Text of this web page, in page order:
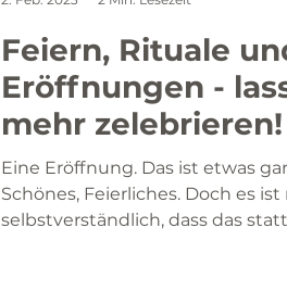
Feiern, Rituale
Eröffnungen -
mehr zelebrieren!
Eine Eröffnung. Das ist etwas
Schönes, Feierliches. Doch es
selbstverständlich, dass das